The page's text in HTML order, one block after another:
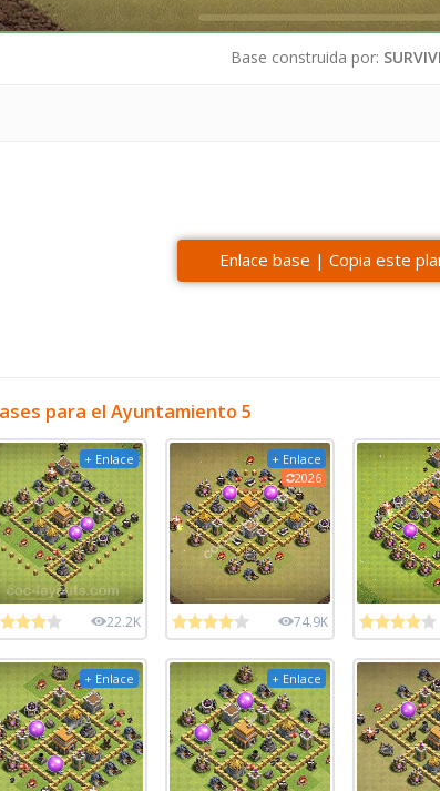
Base construida por:
Enlace base | Copia este
para el Ayuntamiento 5
+ Enlace
22.2K
+ Enlace
2026
74.9K
+ Enlace + Enlace